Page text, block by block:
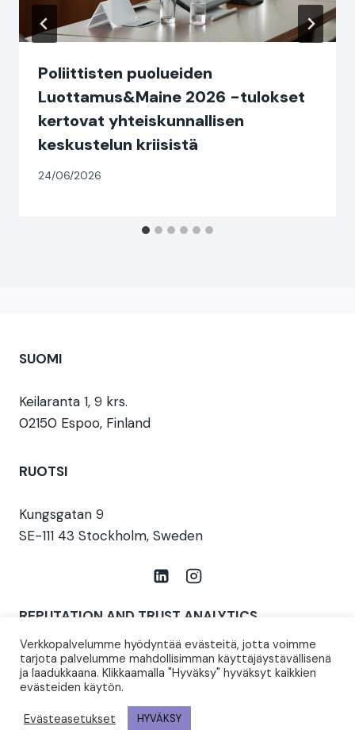
Poliittisten puolueiden
Luottamus&Maine 2026 -tulokset
kertovat yhteiskunnallisen
keskustelun kriisistä
24/06/2026
SUOMI
Keilaranta 1, 9 krs.
02150 Espoo, Finland
RUOTSI
Kungsgatan 9
SE-111 43 Stockholm, Sweden
REPUTATION AND TRUST ANALYTICS
Aiemmin T-Media (perustettu 1997)
info@reptrust.com
Verkkopalvelumme hyödyntää evästeitä, jotta voimme
tarjota palvelumme mahdollisimman käyttäjäystävällisenä
ja laadukkaana. Klikkaamalla "Hyväksy" hyväksyt kaikkien
evästeiden käytön.
Evästeasetukset
HYVÄKSY